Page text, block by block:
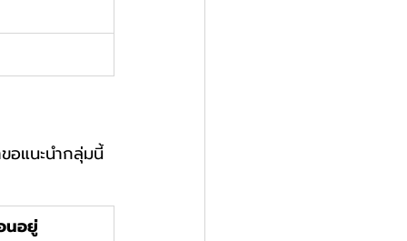
อแนะนำกลุ่มนี้
นอยู่